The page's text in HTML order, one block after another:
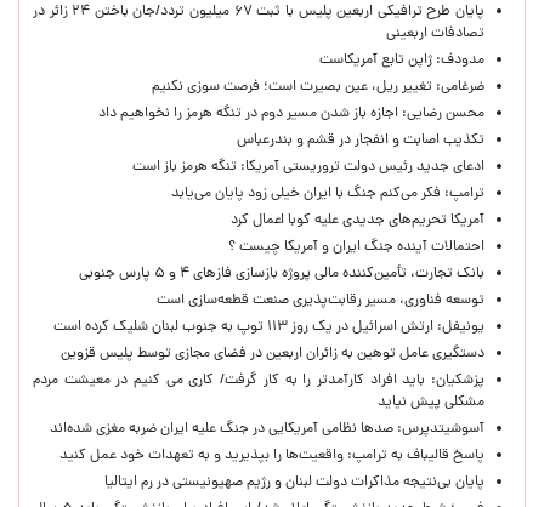
پایان طرح ترافیکی اربعین پلیس با ثبت ۶۷ میلیون تردد/جان باختن ۲۴ زائر در
تصادفات اربعینی
مدودف: ژاپن تابع آمریکاست
ضرغامی: تغییر ریل، عین بصیرت است؛ فرصت سوزی نکنیم
محسن رضایی: اجازه باز شدن مسیر دوم در تنگه هرمز را نخواهیم داد
تکذیب اصابت و انفجار در قشم و بندرعباس
ادعای جدید رئیس دولت تروریستی آمریکا: تنگه هرمز باز است
ترامپ: فکر می‌کنم جنگ با ایران خیلی زود پایان می‌یابد
آمریکا تحریم‌های جدیدی علیه کوبا اعمال کرد
احتمالات آینده جنگ ایران و آمریکا چیست ؟
بانک تجارت، تأمین‌کننده مالی پروژه بازسازی فازهای ۴ و ۵ پارس جنوبی
توسعه فناوری، مسیر رقابت‌پذیری صنعت قطعه‌سازی است
یونیفل: ارتش اسرائیل در یک روز ۱۱۳ توپ به جنوب لبنان شلیک کرده است
دستگیری عامل توهین به زائران اربعین در فضای مجازی توسط پلیس قزوین
پزشکیان: باید افراد کارآمدتر را به کار گرفت/ کاری می کنیم در معیشت مردم
مشکلی پیش نیاید
آسوشیتدپرس: صدها نظامی آمریکایی در جنگ علیه ایران ضربه مغزی شده‌اند
پاسخ قالیباف به ترامپ: واقعیت‌ها را بپذیرید و به تعهدات خود عمل کنید
پایان بی‌نتیجه مذاکرات دولت لبنان و رژیم صهیونیستی در رم ایتالیا